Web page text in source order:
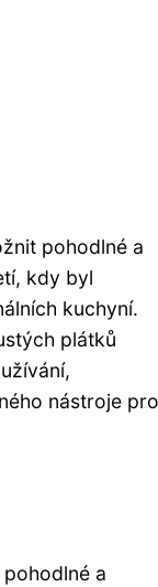
pohodlné a
kdy byl
kuchyní.
plátků
nástroje pro
a